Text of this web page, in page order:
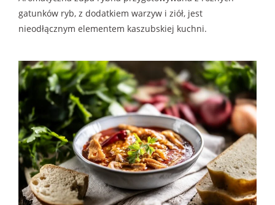
gatunków ryb, z dodatkiem warzyw i ziół, jest
nieodłącznym elementem kaszubskiej kuchni.